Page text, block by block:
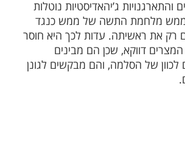
והתארגנויות ג’יהאדיסטיות נוטלות
לממש מלחמת התשה של ממש כנגד
רק את ראשיתה. עדות לכך היא חוסר
דווקא, שכן הם מבינים
לכוון של הסלמה, והם מבקשים לגונן